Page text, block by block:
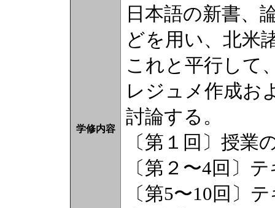
学修内容
日本語の新書、
どを用い、北米
これと平行して
レジュメ作成お
討論する。
〔第１回〕授業
〔第２〜4回〕
〔第5〜10回〕